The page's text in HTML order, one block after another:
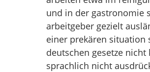
und in der gastronomie
arbeitgeber gezielt
einer prekären situation
deutschen gesetze nicht
sprachlich nicht